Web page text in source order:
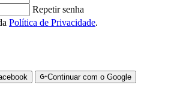
Repetir senha
Política de Privacidade.
Continuar com o Google